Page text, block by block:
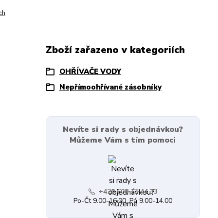
Zboží zařazeno v kategoriích
OHŘÍVAČE VODY
Nepřímoohřívané zásobníky
Nevíte si rady s objednávkou?
Můžeme Vám s tím pomoci
+420 608 13 44 33
Po-Čt 9.00-16.00, Pá 9.00-14.00